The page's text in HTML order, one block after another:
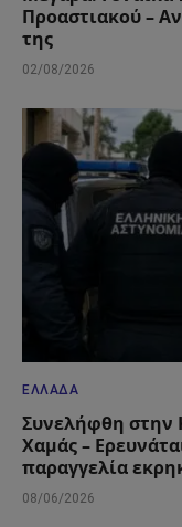
Προαστιακού –
της
02/08/2026
ΕΛΛΆΔΑ
Συνελήφθη στην
Χαμάς –
παραγγελία
08/06/2026